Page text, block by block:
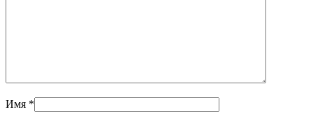
Имя *